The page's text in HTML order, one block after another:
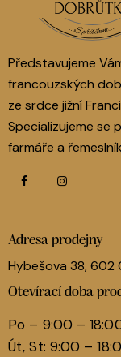
Představujeme
francouzských
ze srdce jižní
Specializujeme se
farmáře a
Adresa prodejny
Hybešova 38, 602
Otevírací doba
Po – 9:00 –
Út, St: 9:00 –